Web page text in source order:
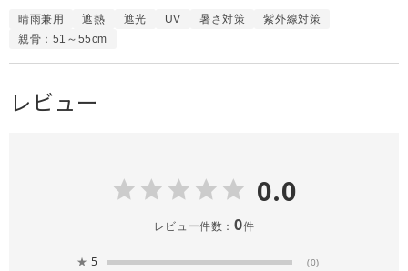
晴雨兼用 遮熱 遮光 UV 暑さ対策
紫外線対策
親骨：51～55cm
レビュー
0.0
レビュー件数： 0件
★ 5 (0)